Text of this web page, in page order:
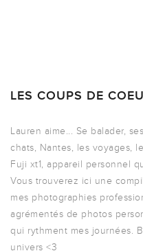
LES COUPS DE
Lauren aime... Se balader,
chats, Nantes, les voyages,
Fuji xt1, appareil personnel
Vous trouverez ici une
mes photographies
agrémentés de photos
qui rythment mes journées.
univers <3